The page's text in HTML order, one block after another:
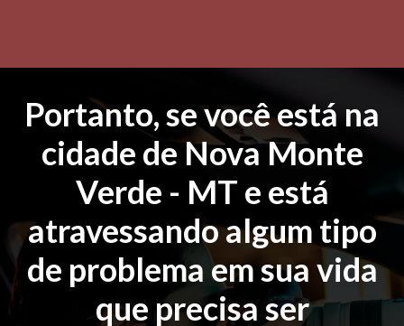
Portanto, se você está na
cidade de Nova Monte
Verde - MT e está
atravessando algum tipo
de problema em sua vida
que precisa ser